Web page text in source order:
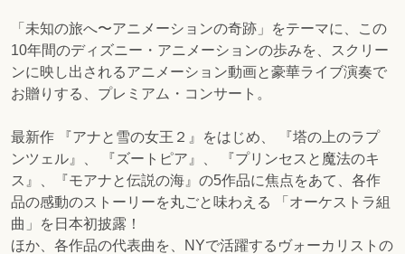
「未知の旅へ〜アニメーションの奇跡」をテーマに、この
10年間のディズニー・アニメーションの歩みを、スクリー
ンに映し出されるアニメーション動画と豪華ライブ演奏で
お贈りする、プレミアム・コンサート。
最新作 『アナと雪の女王２』をはじめ、 『塔の上のラプ
ンツェル』、 『ズートピア』、 『プリンセスと魔法のキ
ス』、『モアナと伝説の海』の5作品に焦点をあて、各作
品の感動のストーリーを丸ごと味わえる 「オーケストラ組
曲」を日本初披露！
ほか、各作品の代表曲を、NYで活躍するヴォーカリストの